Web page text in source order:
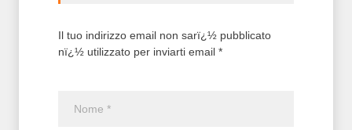
Il tuo indirizzo email non sarï¿½ pubblicato
nï¿½ utilizzato per inviarti email *